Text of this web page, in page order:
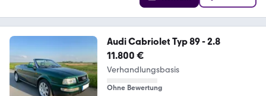
Audi Cabriolet Typ 89 - 2.8
11.800 €
Verhandlungsbasis
Ohne Bewertung